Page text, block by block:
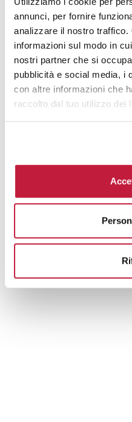
annunci, per fornire
analizzare il nostro traffico.
informazioni sul modo in
nostri partner che si
pubblicità e social media, i
con altre informazioni che
raccolto dal tuo utilizzo dei
Area di
Domande e
Prodotti